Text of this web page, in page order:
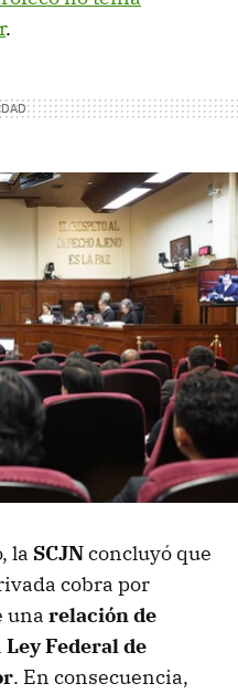
.
la SCJNconcluyó que
cobra por
una relación de
Ley Federal de
. En consecuencia,